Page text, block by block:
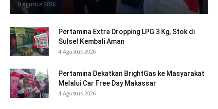
8 Agustus 2026
Pertamina Extra Dropping LPG 3 Kg, Stok di
Sulsel Kembali Aman
4 Agustus 2026
Pertamina Dekatkan BrightGas ke Masyarakat
Melalui Car Free Day Makassar
4 Agustus 2026